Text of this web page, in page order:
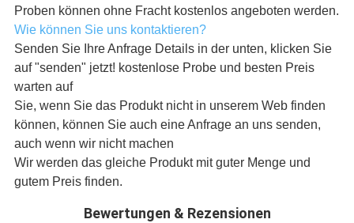
Proben können ohne Fracht kostenlos angeboten werden.
Wie können Sie uns kontaktieren?
Senden Sie Ihre Anfrage Details in der unten, klicken Sie
auf "senden" jetzt! kostenlose Probe und besten Preis
warten auf
Sie, wenn Sie das Produkt nicht in unserem Web finden
können, können Sie auch eine Anfrage an uns senden,
auch wenn wir nicht machen
Wir werden das gleiche Produkt mit guter Menge und
gutem Preis finden.
Bewertungen & Rezensionen